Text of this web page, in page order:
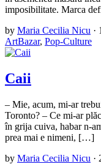
imposibilitate. Marca
by Maria Cecilia Nicu ·
ArtBazar, Pop-Culture
Caii
– Mie, acum, mi-ar
Toronto? – Ce mi-ar
în grija cuiva, habar n-
prea mai e nimeni, […]
by Maria Cecilia Nicu ·